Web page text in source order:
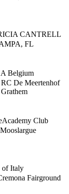
CANTRELL
FL
Belgium
RC De Meertenhof
Grathem
Club
Mooslargue
of Italy
Fairground